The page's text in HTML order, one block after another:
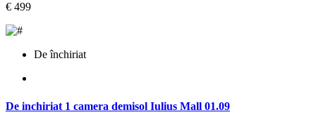
€ 499
De închiriat
De inchiriat 1 camera demisol Iulius Mall 01.09